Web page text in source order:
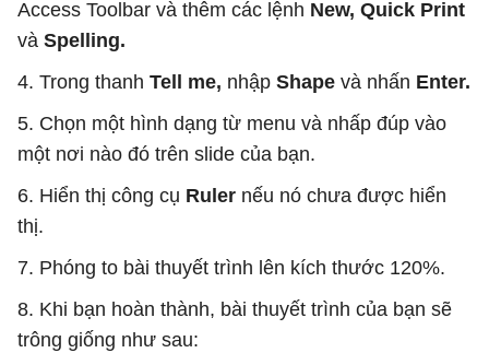
Access Toolbar và thêm các lệnh New, Quick Print
và Spelling.
4. Trong thanh Tell me, nhập Shape và nhấn Enter.
5. Chọn một hình dạng từ menu và nhấp đúp vào
một nơi nào đó trên slide của bạn.
6. Hiển thị công cụ Ruler nếu nó chưa được hiển
thị.
7. Phóng to bài thuyết trình lên kích thước 120%.
8. Khi bạn hoàn thành, bài thuyết trình của bạn sẽ
trông giống như sau: